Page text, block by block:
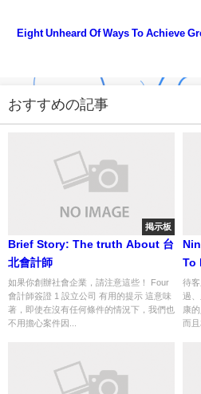
Eight Unheard Of Ways To Achieve
おすすめの記事
掲示板
Brief Story: The truth About 台
北會計師
如果你創辦社會企業，請注意這些！ Four
會計師簽證 1 設立公司 有用的提示 這意味
著，即使在沒有任何條件的情況下，我們也
不用擔心案件因...
To
待
過
康
而